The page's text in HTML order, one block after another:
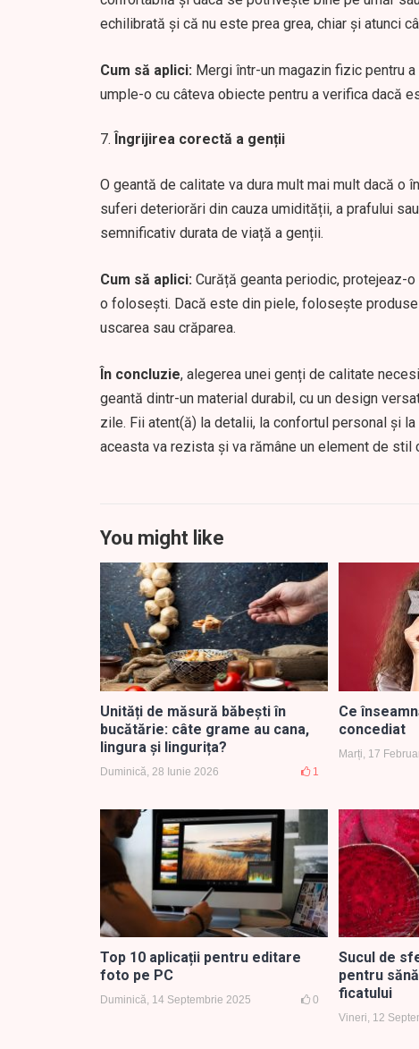
echilibrată și că nu este prea grea, chiar și atunci
Cum să aplici: Mergi într-un magazin fizic pentru
umple-o cu câteva obiecte pentru a verifica dacă
Îngrijirea corectă a genții
O geantă de calitate va dura mult mai mult dacă
suferi deteriorări din cauza umidității, a prafului
semnificativ durata de viață a genții.
Cum să aplici: Curăță geanta periodic, protejeaz-
o folosești. Dacă este din piele, folosește
uscarea sau crăparea.
În concluzie, alegerea unei genți de calitate
geantă dintr-un material durabil, cu un design
zile. Fii atent(ă) la detalii, la confortul personal și
aceasta va rezista și va rămâne un element de stil
You might like
Unități de măsură băbești în
bucătărie: câte grame au cana,
lingura și lingurița?
Duminică, 28 Iunie 2026 1
Ce
concediat
Marți, 17
Top 10 aplicații pentru editare
foto pe PC
Duminică, 14 Septembrie 2025 0
Sucul de
pentru
ficatului
Vineri, 12